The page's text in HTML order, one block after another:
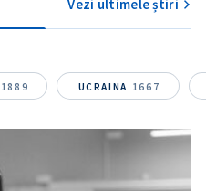
Vezi ultimele știri
1889 UCRAINA 1667